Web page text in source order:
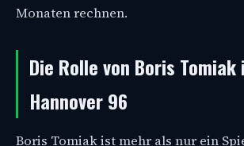
Monaten rechnen.
Die Rolle von Boris Tomiak
Hannover 96
Boris Tomiak ist mehr als nur ein